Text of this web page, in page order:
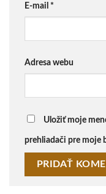
E-mail *
Adresa webu
Uložiť moje
prehliadači pre moje